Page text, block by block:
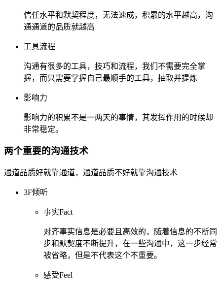
信任水平和默契程度，无法速成，积累的水平越高，沟
通通道的品质就越高
工具流程
沟通有很多的工具，技巧和流程，我们不需要完全掌
握，而只需要掌握自己最顺手的工具，抽取并提炼
影响力
影响力的积累不是一两天的事情，其发挥作用的时候却
非常稳定。
两个重要的沟通技术
通道品质好就靠通道，通道品质不好就靠沟通技术
3F倾听
事实Fact
对齐事实信息是必要且高效的，随着信息的不断同
步和默契度不断提升，在一些沟通中，这一步经常
被省略，但是不代表这个不重要。
感受Feel